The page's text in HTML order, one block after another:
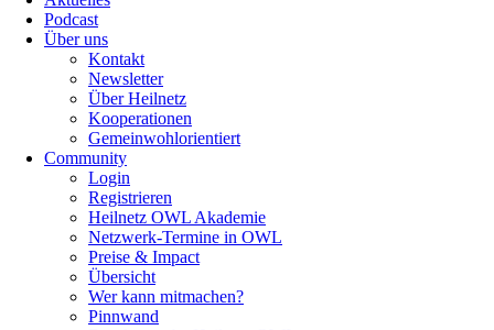
Podcast
Über uns
Kontakt
Newsletter
Über Heilnetz
Kooperationen
Gemeinwohlorientiert
Community
Login
Registrieren
Heilnetz OWL Akademie
Netzwerk-Termine in OWL
Preise & Impact
Übersicht
Wer kann mitmachen?
Pinnwand